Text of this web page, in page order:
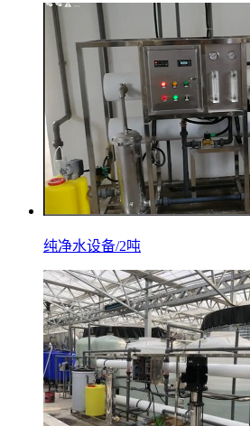
纯净水设备/2吨